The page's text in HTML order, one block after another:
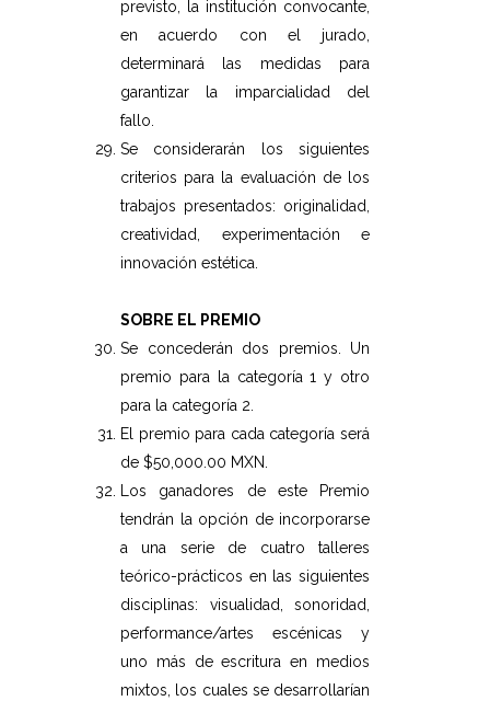
previsto, la institución convocante,
en acuerdo con el jurado,
determinará las medidas para
garantizar la imparcialidad del
fallo.
Se considerarán los siguientes
criterios para la evaluación de los
trabajos presentados: originalidad,
creatividad, experimentación e
innovación estética.
SOBRE EL PREMIO
Se concederán dos premios. Un
premio para la categoría 1 y otro
para la categoría 2.
El premio para cada categoría será
de $50,000.00 MXN.
Los ganadores de este Premio
tendrán la opción de incorporarse
a una serie de cuatro talleres
teórico-prácticos en las siguientes
disciplinas: visualidad, sonoridad,
performance/artes escénicas y
uno más de escritura en medios
mixtos, los cuales se desarrollarían